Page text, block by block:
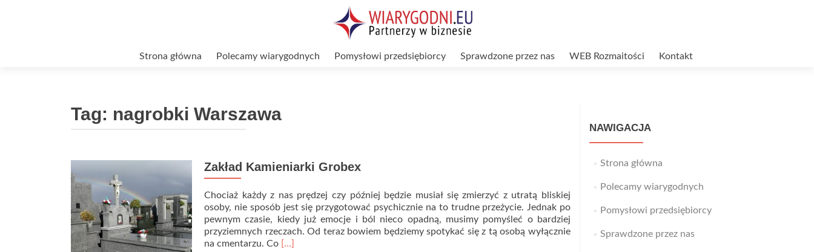
Strona główna Polecamy wiarygodnych Pomysłowi przedsiębiorcy Sprawdzone przez nas WEB Rozmaitości Kontakt
Tag: nagrobki Warszawa
Zakład Kamieniarki Grobex
Chociaż każdy z nas prędzej czy później będzie musiał się zmierzyć z utratą bliskiej
osoby, nie sposób jest się przygotować psychicznie na to trudne przeżycie. Jednak po
pewnym czasie, kiedy już emocje i ból nieco opadną, musimy pomyśleć o bardziej
przyziemnych rzeczach. Od teraz bowiem będziemy spotykać się z tą osobą wyłącznie
na cmentarzu. Co Read
[…]
NAWIGACJA
Strona główna
Polecamy wiarygodnych
Pomysłowi przedsiębiorcy
Sprawdzone przez nas